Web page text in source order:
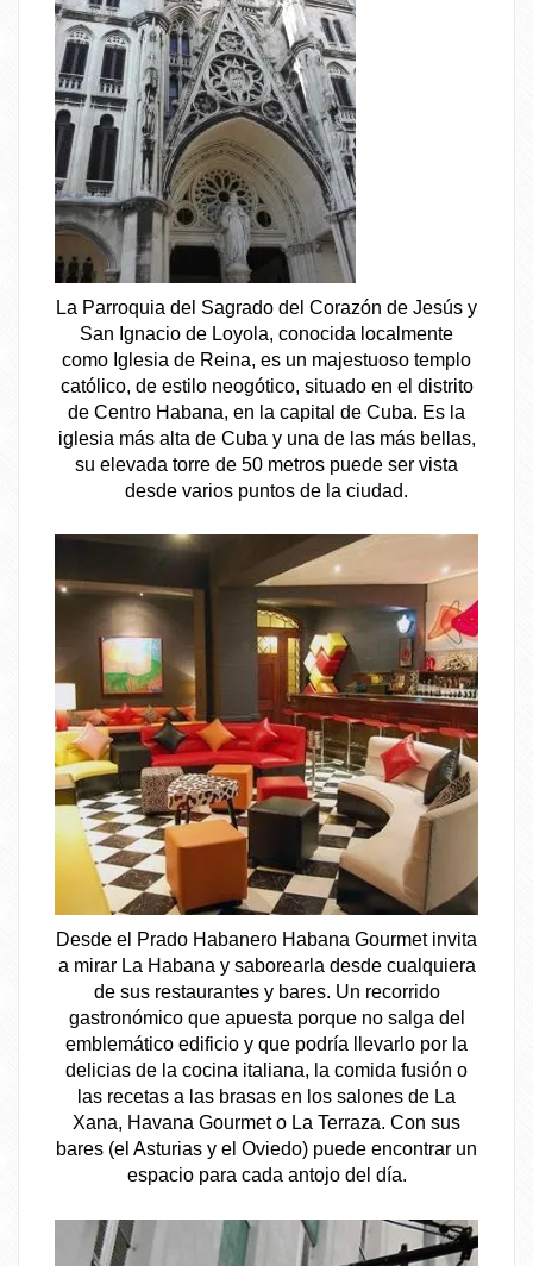
La Parroquia del Sagrado del Corazón de Jesús y
San Ignacio de Loyola, conocida localmente
como Iglesia de Reina, es un majestuoso templo
católico, de estilo neogótico, situado en el distrito
de Centro Habana, en la capital de Cuba. Es la
iglesia más alta de Cuba y una de las más bellas,
su elevada torre de 50 metros puede ser vista
desde varios puntos de la ciudad.
Desde el Prado Habanero Habana Gourmet invita
a mirar La Habana y saborearla desde cualquiera
de sus restaurantes y bares. Un recorrido
gastronómico que apuesta porque no salga del
emblemático edificio y que podría llevarlo por la
delicias de la cocina italiana, la comida fusión o
las recetas a las brasas en los salones de La
Xana, Havana Gourmet o La Terraza. Con sus
bares (el Asturias y el Oviedo) puede encontrar un
espacio para cada antojo del día.